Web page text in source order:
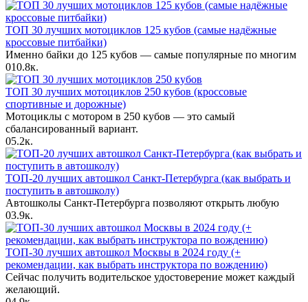
ТОП 30 лучших мотоциклов 125 кубов (самые надёжные
кроссовые питбайки)
Именно байки до 125 кубов — самые популярные по многим
010.8к.
ТОП 30 лучших мотоциклов 250 кубов (кроссовые
спортивные и дорожные)
Мотоциклы с мотором в 250 кубов — это самый
сбалансированный вариант.
05.2к.
ТОП-20 лучших автошкол Санкт-Петербурга (как выбрать и
поступить в автошколу)
Автошколы Санкт-Петербурга позволяют открыть любую
03.9к.
ТОП-30 лучших автошкол Москвы в 2024 году (+
рекомендации, как выбрать инструктора по вождению)
Сейчас получить водительское удостоверение может каждый
желающий.